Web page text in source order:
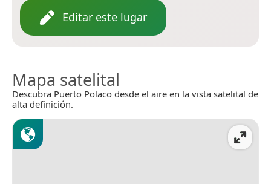
Editar este lugar
Mapa satelital
Descubra Puerto Polaco desde el aire en la vista satelital de
alta definición.